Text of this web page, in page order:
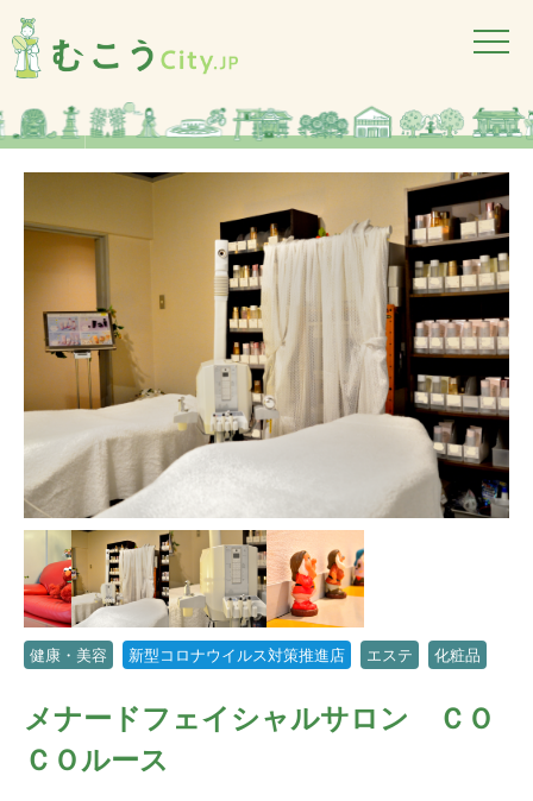
健康・美容 新型コロナウイルス対策推進店 エステ 化粧品
メナードフェイシャルサロン ＣＯ
ＣＯルース